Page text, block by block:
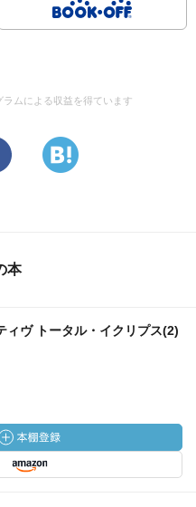
ムによる収益を得ています
本
ィヴ トータル・イクリプス(2)